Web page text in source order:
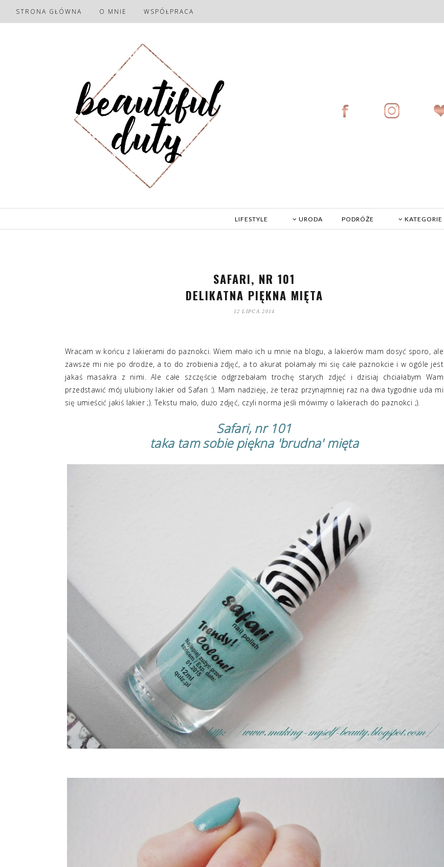
STRONA GŁÓWNA O MNIE WSPÓŁPRACA
LIFESTYLE URODA PODRÓŻE KATEGORIE
SAFARI, NR 101
DELIKATNA PIĘKNA MIĘTA
12 LIPCA 2014
Wracam w końcu z lakierami do paznokci. Wiem mało ich u mnie na blogu, a lakierów mam dosyć sporo, ale
zawsze mi nie po drodze, a to do zrobienia zdjęć, a to akurat połamały mi się całe paznokcie i w ogóle jest
jakaś masakra z nimi. Ale całe szczęście odgrzebałam trochę starych zdjęć i dzisiaj chciałabym Wam
przedstawić mój ulubiony lakier od Safari :). Mam nadzieję, że teraz przynajmniej raz na dwa tygodnie uda mi
się umieścić jakiś lakier ;). Tekstu mało, dużo zdjęć, czyli norma jeśli mówimy o lakierach do paznokci ;).
Safari, nr 101
taka tam sobie piękna 'brudna' mięta